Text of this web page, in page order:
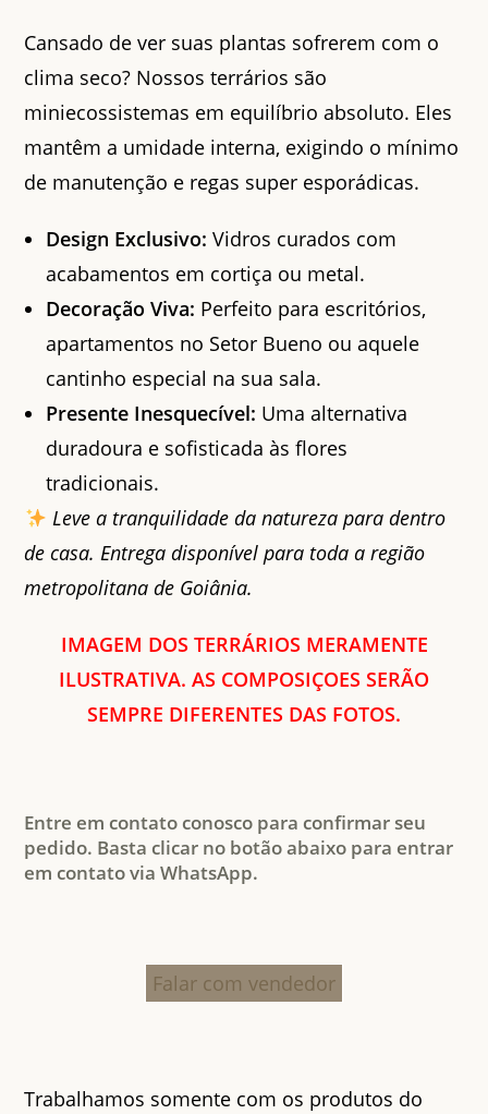
Cansado de ver suas plantas sofrerem com o
clima seco? Nossos terrários são
miniecossistemas em equilíbrio absoluto. Eles
mantêm a umidade interna, exigindo o mínimo
de manutenção e regas super esporádicas.
Design Exclusivo: Vidros curados com
acabamentos em cortiça ou metal.
Decoração Viva: Perfeito para escritórios,
apartamentos no Setor Bueno ou aquele
cantinho especial na sua sala.
Presente Inesquecível: Uma alternativa
duradoura e sofisticada às flores
tradicionais.
Leve a tranquilidade da natureza para dentro
de casa. Entrega disponível para toda a região
metropolitana de Goiânia.
IMAGEM DOS TERRÁRIOS MERAMENTE
ILUSTRATIVA. AS COMPOSIÇOES SERÃO
SEMPRE DIFERENTES DAS FOTOS.
Entre em contato conosco para confirmar seu
pedido. Basta clicar no botão abaixo para entrar
em contato via WhatsApp.
Falar com vendedor
Trabalhamos somente com os produtos do